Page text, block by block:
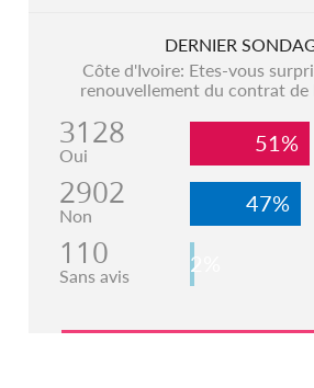
DERNIER
Côte d'Ivoire: Etes-vous
renouvellement du contrat de
3128
Oui 51%
2902
Non 47%
110
Sans avis 2%